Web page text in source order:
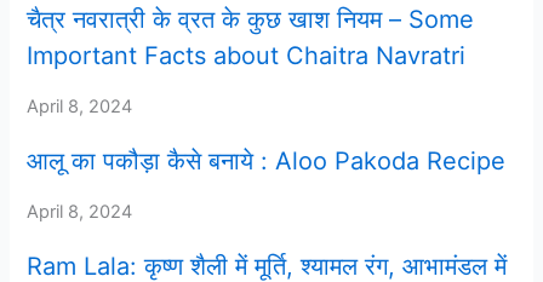
चैत्र नवरात्री के व्रत के कुछ खाश नियम – Some
Important Facts about Chaitra Navratri
April 8, 2024
आलू का पकौड़ा कैसे बनाये : Aloo Pakoda Recipe
April 8, 2024
Ram Lala: कृष्ण शैली में मूर्ति, श्यामल रंग, आभामंडल में